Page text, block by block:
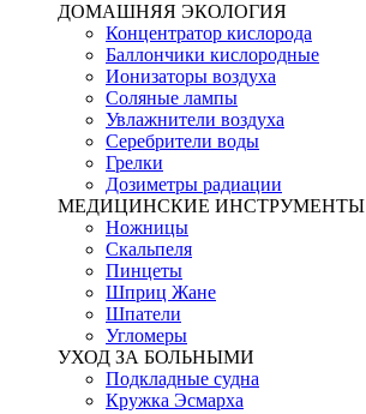
ДОМАШНЯЯ ЭКОЛОГИЯ
Концентратор кислорода
Баллончики кислородные
Ионизаторы воздуха
Соляные лампы
Увлажнители воздуха
Серебрители воды
Грелки
Дозиметры радиации
МЕДИЦИНСКИЕ ИНСТРУМЕНТЫ
Ножницы
Скальпеля
Пинцеты
Шприц Жане
Шпатели
Угломеры
УХОД ЗА БОЛЬНЫМИ
Подкладные судна
Кружка Эсмарха